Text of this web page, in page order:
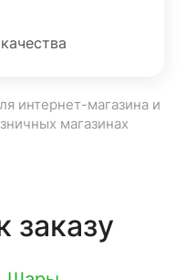
интернет-магазина и
магазинах
заказу